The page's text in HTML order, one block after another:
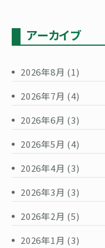
アーカイブ
2026年8月 (1)
2026年7月 (4)
2026年6月 (3)
2026年5月 (4)
2026年4月 (3)
2026年3月 (3)
2026年2月 (5)
2026年1月 (3)